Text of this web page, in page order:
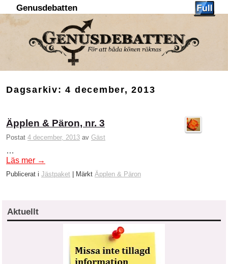
Genusdebatten
Dagsarkiv:4 december, 2013
Äpplen & Päron, nr. 3
Postat 4 december, 2013 av Gäst
…
Läs mer →
Publicerat i Jästpaket Märkt Äpplen & Päron
Aktuellt